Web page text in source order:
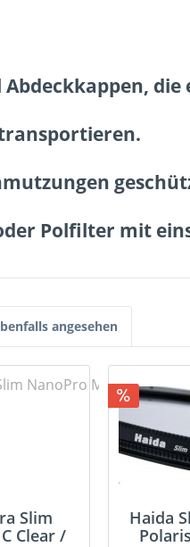
die
Polfilter mit
angesehen
Slim
Clear /
Haida